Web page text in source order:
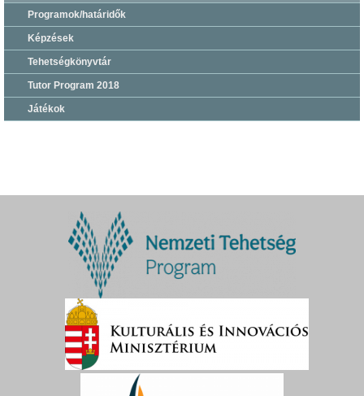
Programok/határidők
Képzések
Tehetségkönyvtár
Tutor Program 2018
Játékok